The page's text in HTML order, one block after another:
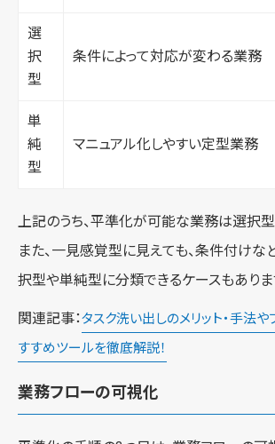
選
択
型
条件によって対応が変わる業務
単
純
型
マニュアル化しやすい定型業務
上記のうち、平準化が可能な業務は選択型
また、一見感覚型に見えても、条件付け
択型や単純型に分類できるケースもありま
関連記事：タスク洗い出しのメリット・手法や
すすめツールを徹底解説！
業務フローの可視化